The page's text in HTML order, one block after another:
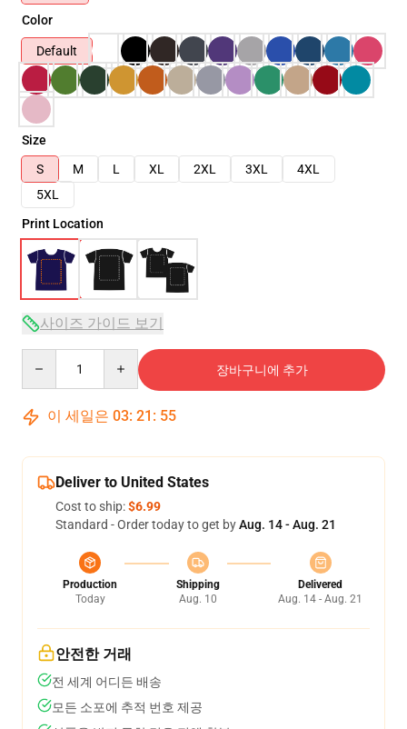
Color
Default
Size
S
M L XL 2XL 3XL
4XL
5XL
Print Location
사이즈 가이드 보기
장바구니에 추가
이 세일은 03: 21 : 54
Deliver to United States
Cost to ship:$6.99
Standard - Order today to get byAug. 14 - Aug. 21
Production
Today
Shipping
Aug. 10
Delivered
Aug. 14 - Aug. 21
안전한 거래
전 세계 어디든 배송
모든 소포에 추적 번호 제공